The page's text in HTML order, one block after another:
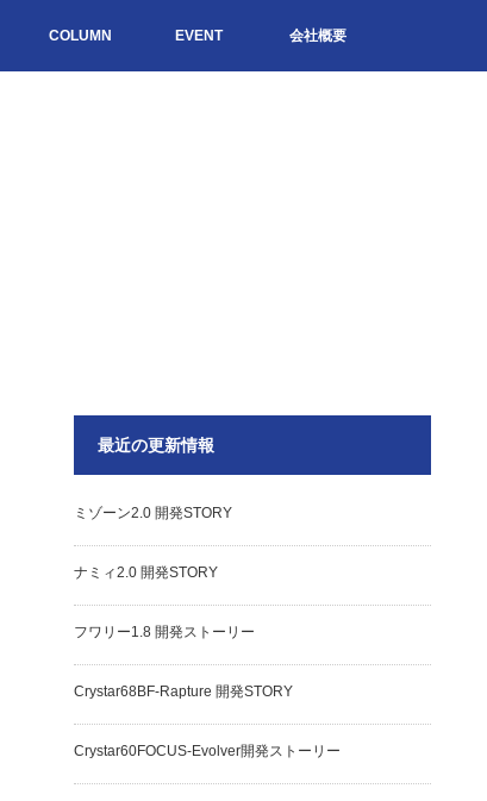
COLUMN EVENT 会社概要
最近の更新情報
ミゾーン2.0 開発STORY
ナミィ2.0 開発STORY
フワリー1.8 開発ストーリー
Crystar68BF-Rapture 開発STORY
Crystar60FOCUS-Evolver開発ストーリー